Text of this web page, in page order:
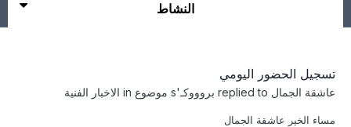
النشاط
تسجيل الحضور اليومي
عاشقة الجمال بروووكـ's موضوع in الاخبار الفنية
مساء الخير عاشقة الجمال